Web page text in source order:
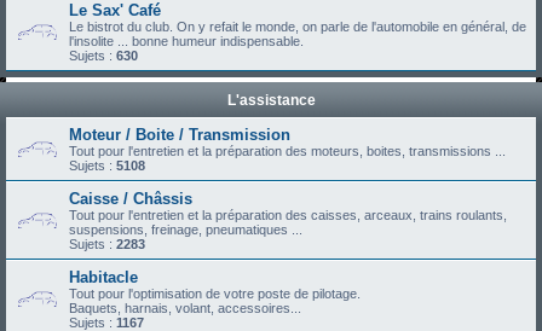
Le Sax' Café
Le bistrot du club. On y refait le monde, on parle de l'automobile en général, de
l'insolite ... bonne humeur indispensable.
Sujets : 630
L'assistance
Moteur / Boite / Transmission
Tout pour l'entretien et la préparation des moteurs, boites, transmissions ...
Sujets : 5108
Caisse / Châssis
Tout pour l'entretien et la préparation des caisses, arceaux, trains roulants,
suspensions, freinage, pneumatiques ...
Sujets : 2283
Habitacle
Tout pour l'optimisation de votre poste de pilotage.
Baquets, harnais, volant, accessoires...
Sujets : 1167